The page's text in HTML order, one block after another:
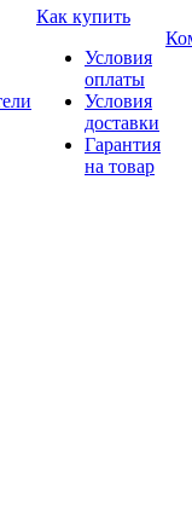
Как купить
Условия
оплаты
Условия
доставки
Гарантия
на товар